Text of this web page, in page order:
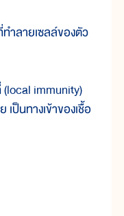
ลายเซลล์ของตัว
immunity)
เป็นทางเข้าของเชื้อ